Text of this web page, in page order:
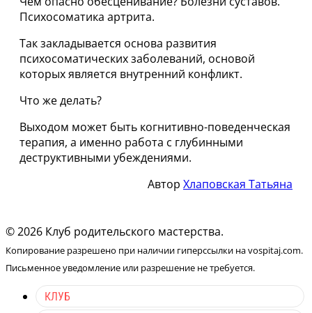
Психосоматика артрита.
Так закладывается основа развития
психосоматических заболеваний, основой
которых является внутренний конфликт.
Что же делать?
Выходом может быть когнитивно-поведенческая
терапия, а именно работа с глубинными
деструктивными убеждениями.
Автор Хлаповская Татьяна
© 2026 Клуб родительского мастерства.
Копирование разрешено при наличии гиперссылки на vospitaj.com.
Письменное уведомление или разрешение не требуется.
КЛУБ